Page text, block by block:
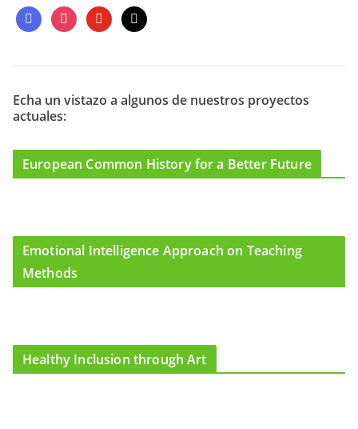
f
a
e
o
o
i
n
t
g
r
m
y
o
t
b
m
a
l
Echa un vistazo a algunos de nuestros proyectos
actuales:
European Common History for a Better Future
Emotional Intelligence Approach on Teaching
Methods
Healthy Inclusion through Art